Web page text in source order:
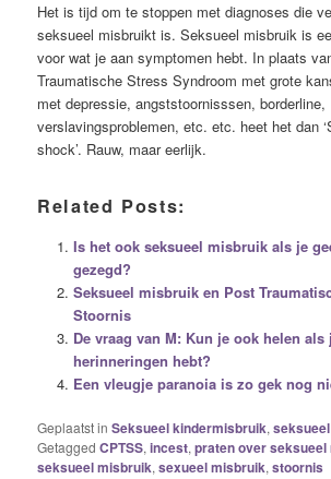
Het is tijd om te stoppen met diagnoses die
seksueel misbruikt is. Seksueel misbruik is
voor wat je aan symptomen hebt. In plaats
Traumatische Stress Syndroom met grote
met depressie, angststoornisssen, borderline,
verslavingsproblemen, etc. etc. heet het dan
shock’. Rauw, maar eerlijk.
Related Posts:
Is het ook seksueel misbruik als je
gezegd?
Seksueel misbruik en Post
Stoornis
De vraag van M: Kun je ook helen als
herinneringen hebt?
Een vleugje paranoia is zo gek nog
Geplaatst in Seksueel kindermisbruik,
Getagged CPTSS,incest,praten over
seksueel misbruik,sexueel misbruik,stoornis